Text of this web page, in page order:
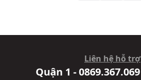
Liên hệ hỗ trợ
Quận 1 - 0869.367.069